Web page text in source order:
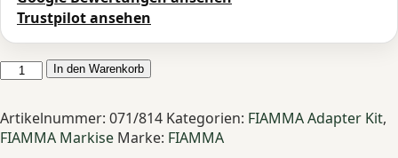
Trustpilot ansehen
Fiamma
für
F35,
In den Warenkorb
Artikelnummer: 071/814 Kategorien: FIAMMA Adapter Kit,
FIAMMA Markise Marke: FIAMMA